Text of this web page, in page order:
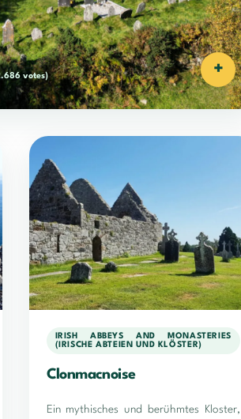
votes) +
IRISH ABBEYS AND MONASTERIES
(IRISCHE ABTEIEN UND KLÖSTER)
Clonmacnoise
Ein mythisches und berühmtes Kloster,